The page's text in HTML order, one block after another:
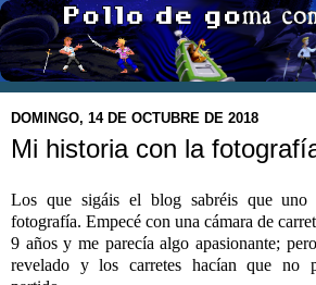
DOMINGO, 14 DE OCTUBRE DE 2018
Mi historia con la
Los que sigáis el blog sabréis que
fotografía. Empecé con una cámara de
9 años y me parecía algo apasionante;
revelado y los carretes hacían que no